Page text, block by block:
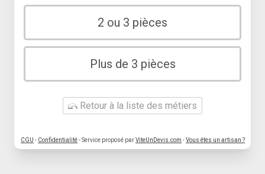
2 ou 3 pièces
Plus de 3 pièces
Retour à la liste des métiers
CGU - Confidentialité- Service proposé parViteUnDevis.com -Vous êtes un artisan ?